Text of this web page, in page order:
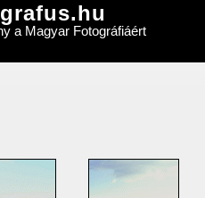
a Magyar Fotográfiáért